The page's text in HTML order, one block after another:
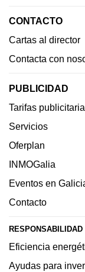
CONTACTO
Cartas al director
Contacta con
PUBLICIDAD
Tarifas
Servicios
Oferplan
INMOGalia
Eventos en
Contacto
RESPONSABILIDAD
Eficiencia
Ayudas para